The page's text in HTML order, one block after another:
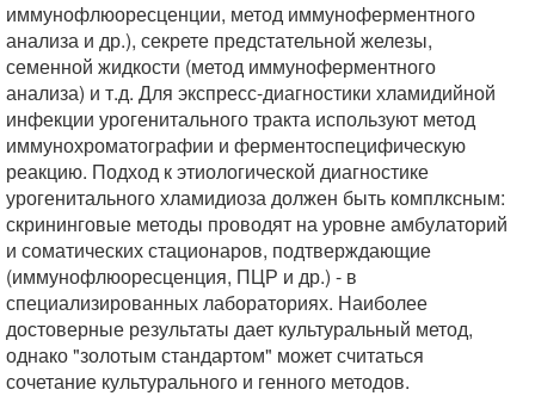
иммунофлюоресценции, метод иммуноферментного
анализа и др.), секрете предстательной железы,
семенной жидкости (метод иммуноферментного
анализа) и т.д. Для экспресс-диагностики хламидийной
инфекции урогенитального тракта используют метод
иммунохроматографии и ферментоспецифическую
реакцию. Подход к этиологической диагностике
урогенитального хламидиоза должен быть комплксным:
скрининговые методы проводят на уровне амбулаторий
и соматических стационаров, подтверждающие
(иммунофлюоресценция, ПЦР и др.) - в
специализированных лабораториях. Наиболее
достоверные результаты дает культуральный метод,
однако "золотым стандартом" может считаться
сочетание культурального и генного методов.